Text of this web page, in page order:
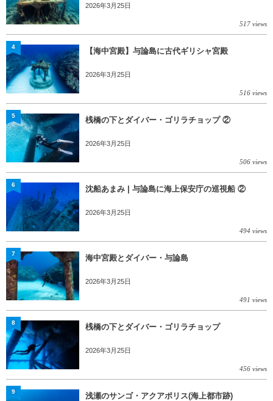
2026年3月25日
517 views
【海中宮殿】与論島に古代ギリシャ宮殿
2026年3月25日
516 views
4
桟橋の下とダイバー・ゴリラチョップ ②
2026年3月25日
506 views
5
沈船あまみ | 与論島に海上保安庁の巡視船 ②
2026年3月25日
494 views
6
海中宮殿とダイバー・与論島
2026年3月25日
491 views
7
桟橋の下とダイバー・ゴリラチョップ
2026年3月25日
456 views
8
浅瀬のサンゴ・アクアポリス(海上都市跡)
9